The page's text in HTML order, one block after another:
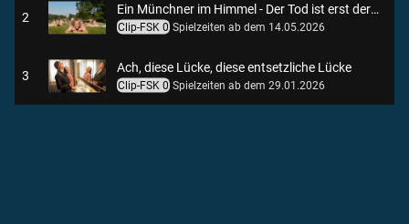
2
Ein Münchner im Himmel - Der Tod ist erst der Anfang
Clip-FSK 0 Spielzeiten ab dem 14.05.2026
3
Ach, diese Lücke, diese entsetzliche Lücke
Clip-FSK 0 Spielzeiten ab dem 29.01.2026